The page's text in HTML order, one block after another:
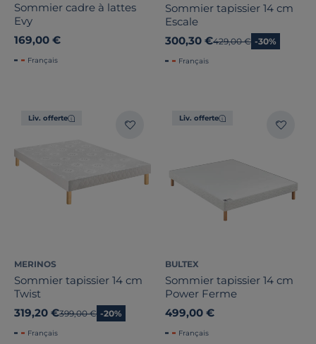
Sommier cadre à lattes
Evy
169,00 €
Français
Sommier tapissier 14 cm
Escale
300,30 €Ancien prix
429,00 € -30%
Français
Liv. offerte
MERINOS
Sommier tapissier 14 cm
Twist
319,20 €Ancien prix
399,00 € -20%
Français
Liv. offerte
BULTEX
Sommier tapissier 14 cm
Power Ferme
499,00 €
Français
Stock
Certifications et labels